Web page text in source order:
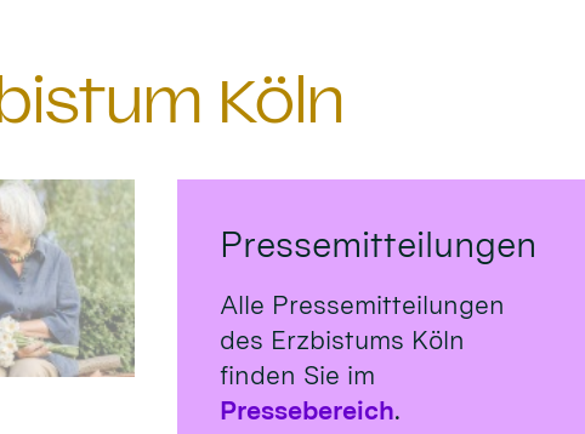
Köln
Pressemitteilungen
Alle Pressemitteilungen
des Erzbistums Köln
finden Sie im
Pressebereich.